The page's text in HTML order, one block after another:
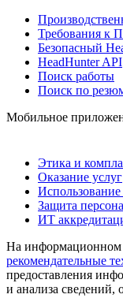
Требования к
Безопасный
HeadHunter API
Поиск работы
Поиск по
Мобильное
Этика и
Оказание услуг
Использование
Защита
ИТ
На информационном
рекомендательные
предоставления
и анализа сведений,